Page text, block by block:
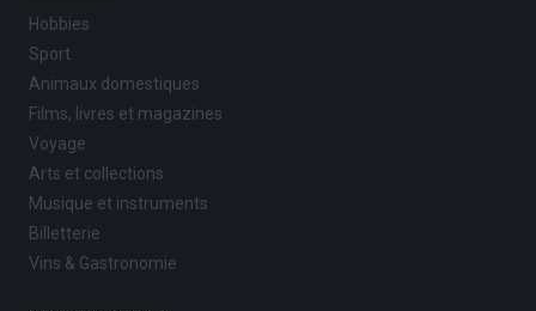
Hobbies
Sport
Animaux domestiques
Films, livres et magazines
Voyage
Arts et collections
Musique et instruments
Billetterie
Vins & Gastronomie